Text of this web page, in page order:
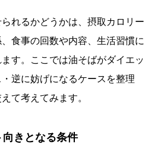
れるかどうかは、摂取カロリー
食事の回数や内容、生活習慣に
す。ここでは油そばがダイエッ
逆に妨げになるケースを整理
て考えてみます。
きとなる条件